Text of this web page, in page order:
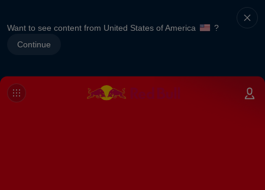
Want to see content from United States of America
?
Continue